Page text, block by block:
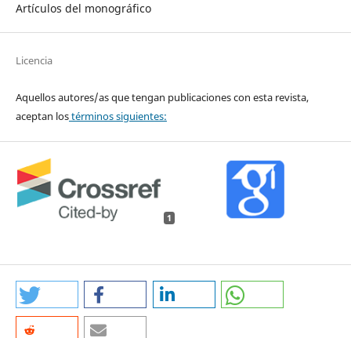
Artículos del monográfico
Licencia
Aquellos autores/as que tengan publicaciones con esta revista,
aceptan lostérminos siguientes:
1